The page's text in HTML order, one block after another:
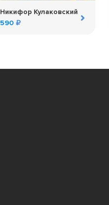
Никифор Кулаковский
590